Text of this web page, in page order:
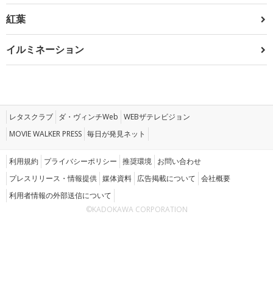
紅葉
イルミネーション
レタスクラブ ダ・ヴィンチWeb WEBザテレビジョン
MOVIE WALKER PRESS 毎日が発見ネット
利用規約 プライバシーポリシー 推奨環境 お問い合わせ
プレスリリース・情報提供 媒体資料 広告掲載について 会社概要
利用者情報の外部送信について
©KADOKAWA CORPORATION